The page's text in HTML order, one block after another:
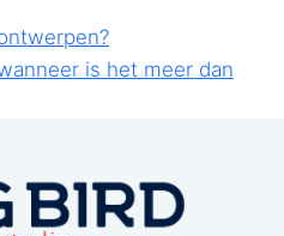
is het meer dan